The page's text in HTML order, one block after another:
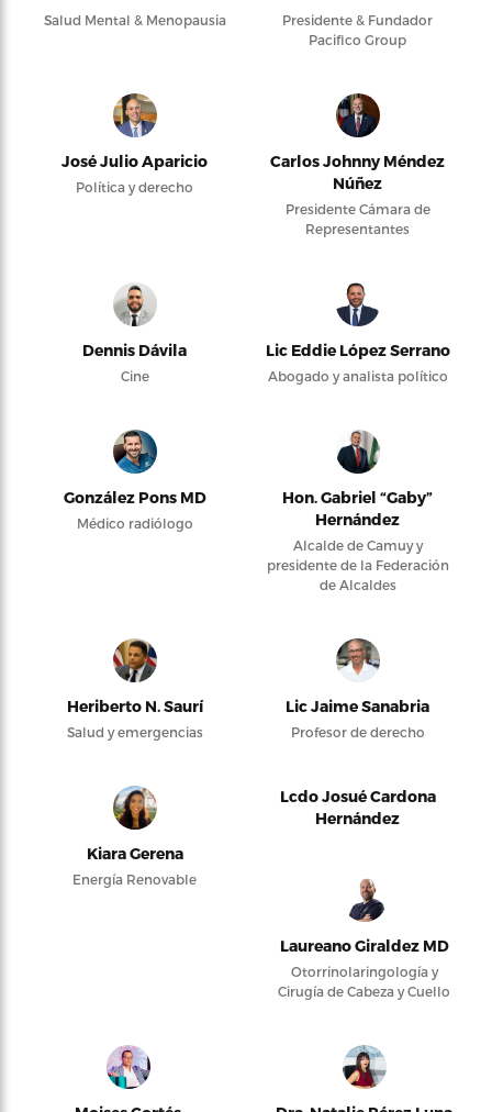
Salud Mental & Menopausia
Presidente & Fundador
Pacifico Group
José Julio Aparicio
Política y derecho
Carlos Johnny Méndez
Núñez
Presidente Cámara de
Representantes
Dennis Dávila
Cine
Lic Eddie López Serrano
Abogado y analista político
González Pons MD
Médico radiólogo
Hon. Gabriel “Gaby”
Hernández
Alcalde de Camuy y
presidente de la Federación
de Alcaldes
Heriberto N. Saurí
Salud y emergencias
Lic Jaime Sanabria
Profesor de derecho
Kiara Gerena
Energía Renovable
Lcdo Josué Cardona
Hernández
Laureano Giraldez MD
Otorrinolaringología y
Cirugía de Cabeza y Cuello